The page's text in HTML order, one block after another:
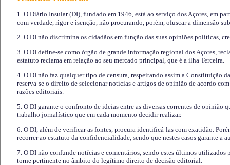
1. O Diário Insular (DI), fundado em 1946, está ao serviço dos Açores, em
com verdade, rigor e isenção, não procurando, porém, ofuscar a dimensão
2. O DI não discrimina os cidadãos em função das suas opiniões políticas,
3. O DI define-se como órgão de grande informação regional dos Açores,
estatuto reclama em relação ao seu mercado principal, que é a ilha Terceira.
4. O DI não faz qualquer tipo de censura, respeitando assim a Constituição
reserva-se o direito de selecionar notícias e artigos de opinião de acordo
razões editoriais.
5. O DI garante o confronto de ideias entre as diversas correntes de opinião
trabalho jornalístico que em cada momento decidir realizar.
6. O DI, além de verificar as fontes, procura identificá-las com exatidão.
recorrer ao estatuto da confidencialidade, sendo que nestes casos garante a
7. O DI não confunde notícias e comentários, sendo estes últimos utilizados
torne pertinente no âmbito do legítimo direito de decisão editorial.